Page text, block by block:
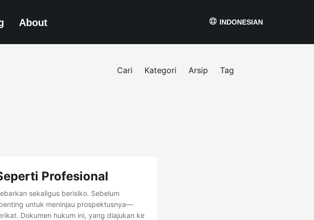
About INDONESIAN
Cari Kategori Arsip Tag
Profesional
sekaligus berisiko. Sebelum
untuk meninjau prospektusnya—
Dokumen hukum ini, yang diajukan ke